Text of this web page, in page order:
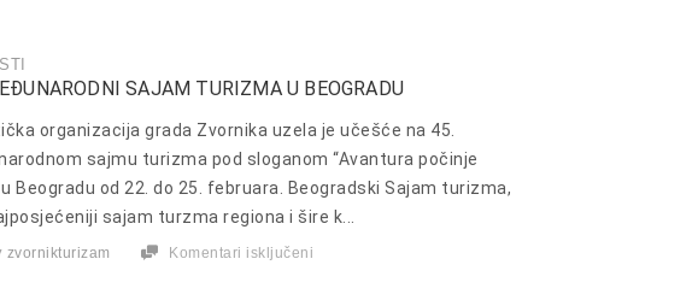
SAJAM TURIZMA U BEOGRADU
organizacija grada Zvornika uzela je učešće na 45.
sajmu turizma pod sloganom “Avantura počinje
u Beogradu od 22. do 25. februara. Beogradski Sajam turizma,
sajam turzma regiona i šire k...
zvornikturizam Komentari isključeni